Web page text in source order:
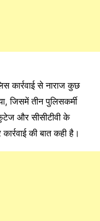
कार्रवाई से नाराज कुछ
जिसमें तीन पुलिसकर्मी
और सीसीटीवी के
की बात कही है।